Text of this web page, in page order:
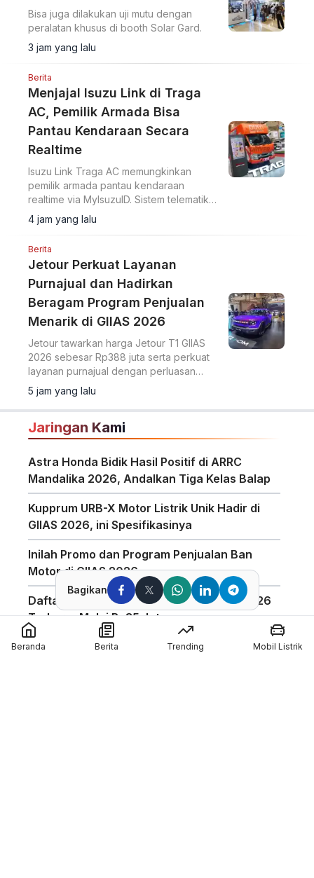
Bisa juga dilakukan uji mutu dengan
peralatan khusus di booth Solar Gard.
3 jam yang lalu
Berita
Menjajal Isuzu Link di Traga
AC, Pemilik Armada Bisa
Pantau Kendaraan Secara
Realtime
Isuzu Link Traga AC memungkinkan
pemilik armada pantau kendaraan
realtime via MyIsuzuID. Sistem telematika
ini pantau lokasi, kecepatan, dan
operasional kendaraan.
4 jam yang lalu
Berita
Jetour Perkuat Layanan
Purnajual dan Hadirkan
Beragam Program Penjualan
Menarik di GIIAS 2026
Jetour tawarkan harga Jetour T1 GIIAS
2026 sebesar Rp388 juta serta perkuat
layanan purnajual dengan perluasan
jaringan dealer hingga 40 showroom di
GIIAS 2026.
5 jam yang lalu
Jaringan Kami
Astra Honda Bidik Hasil Positif di ARRC
Mandalika 2026, Andalkan Tiga Kelas Balap
Kupprum URB-X Motor Listrik Unik Hadir di
GIIAS 2026, ini Spesifikasinya
Inilah Promo dan Program Penjualan Ban
Motor di GIIAS 2026
Daftar Harga Honda PCX 160 Agustus 2026
Terbaru, Mulai Rp35 Jutaan
Penggunaan Boost Charge ALVA Naik Tajam,
Bagikan
Beranda Berita Trending Mobil Listrik